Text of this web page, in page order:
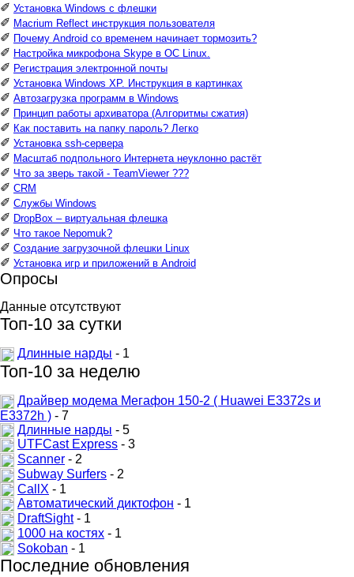
✐ Установка Windows с флешки
✐ Macrium Reflect инструкция пользователя
✐ Почему Android со временем начинает тормозить?
✐ Настройка микрофона Skype в ОС Linux.
✐ Регистрация электронной почты
✐ Установка Windows XP. Инструкция в картинках
✐ Автозагрузка программ в Windows
✐ Принцип работы архиватора (Алгоритмы сжатия)
✐ Как поставить на папку пароль? Легко
✐ Установка ssh-сервера
✐ Масштаб подпольного Интернета неуклонно растёт
✐ Что за зверь такой - TeamViewer ???
✐ CRM
✐ Службы Windows
✐ DropBox – виртуальная флешка
✐ Что такое Nepomuk?
✐ Создание загрузочной флешки Linux
✐ Установка игр и приложений в Android
Опросы
Данные отсутствуют
Топ-10 за сутки
Длинные нарды - 1
Топ-10 за неделю
Драйвер модема Мегафон 150-2 ( Huawei E3372s и
E3372h ) - 7
Длинные нарды - 5
UTFCast Express - 3
Scanner - 2
Subway Surfers - 2
CallX - 1
Автоматический диктофон - 1
DraftSight- 1
1000 на костях - 1
Sokoban - 1
Последние обновления